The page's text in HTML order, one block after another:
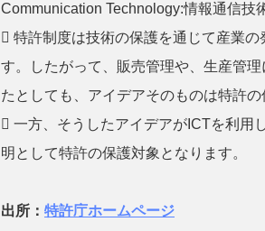
Communication Technology:情報通信技
 特許制度は技術の保護を通じて産業
す。したがって、販売管理や、生産管
たとしても、アイデアそのものは特許の
 一方、そうしたアイデアがICTを利用
明として特許の保護対象となります。
出所： 特許庁ホームページ